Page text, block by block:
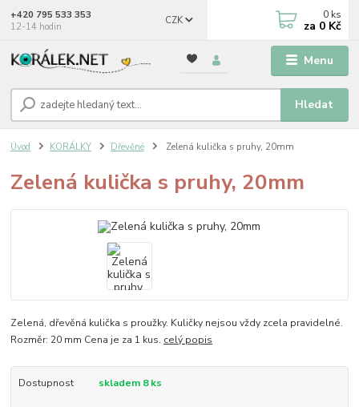
Menu
CZK
Hledat
+420 795 533 353
12-14 hodin
0 ks
za 0 Kč
Úvod KORÁLKY Dřevěné Zelená kulička s pruhy, 20mm
Zelená kulička s pruhy, 20mm
Zelená, dřevěná kulička s proužky. Kuličky nejsou vždy zcela pravidelné.
Rozměr: 20 mm Cena je za 1 kus. celý popis
Dostupnost skladem 8 ks